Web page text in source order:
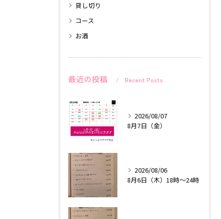
貸し切り
コース
お酒
最近の投稿 Recent Posts
2026/08/07
8月7日（金）
2026/08/06
8月6日（木）18時〜24時